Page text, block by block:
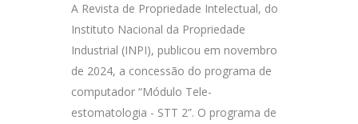
A Revista de Propriedade Intelectual, do
Instituto Nacional da Propriedade
Industrial (INPI), publicou em novembro
de 2024, a concessão do programa de
computador “Módulo Tele-
estomatologia - STT 2”. O programa de